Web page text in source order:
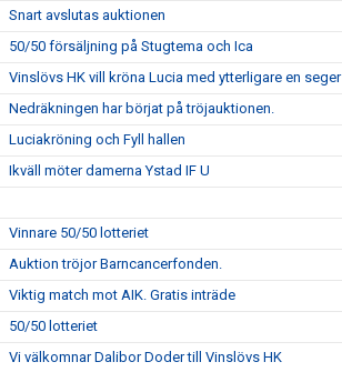
Snart avslutas auktionen
50/50 försäljning på Stugtema och Ica
Vinslövs HK vill kröna Lucia med ytterligare en seger
Nedräkningen har börjat på tröjauktionen.
Luciakröning och Fyll hallen
Ikväll möter damerna Ystad IF U
Vinnare 50/50 lotteriet
Auktion tröjor Barncancerfonden.
Viktig match mot AIK. Gratis inträde
50/50 lotteriet
Vi välkomnar Dalibor Doder till Vinslövs HK